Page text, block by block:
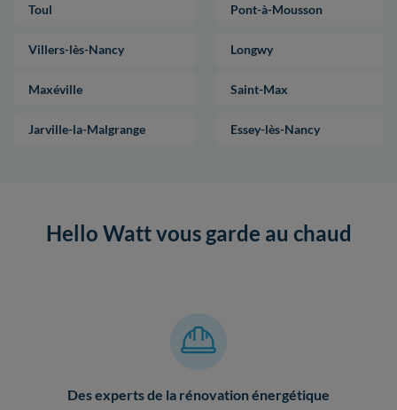
Toul Pont-à-Mousson
Villers-lès-Nancy Longwy
Maxéville Saint-Max
Jarville-la-Malgrange Essey-lès-Nancy
Hello Watt vous garde au chaud
Des experts de la rénovation énergétique